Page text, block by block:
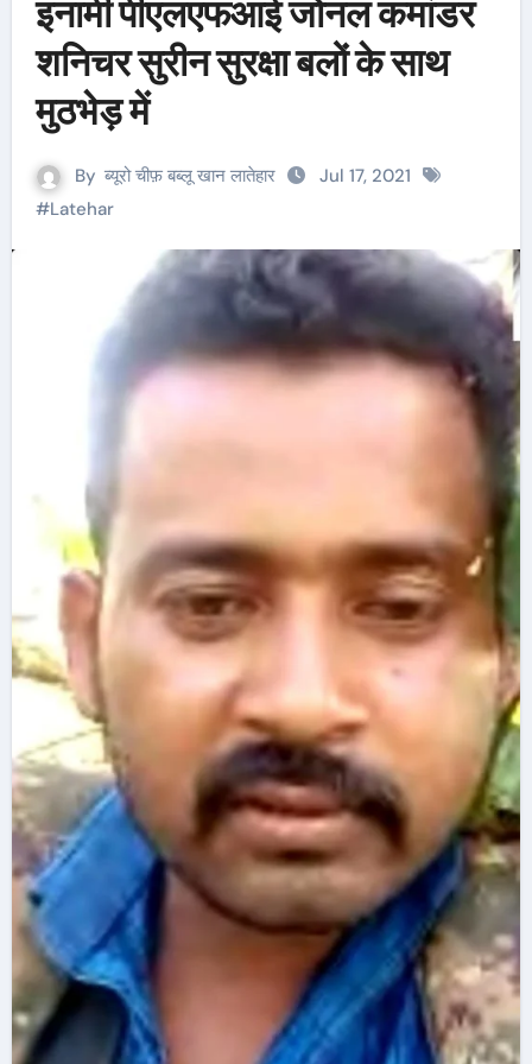
इनामी पीएलएफआई जोनल कमांडर
शनिचर सुरीन सुरक्षा बलों के साथ
मुठभेड़ में
By ब्यूरो चीफ़ बब्लू खान लातेहार
Jul 17, 2021
#Latehar